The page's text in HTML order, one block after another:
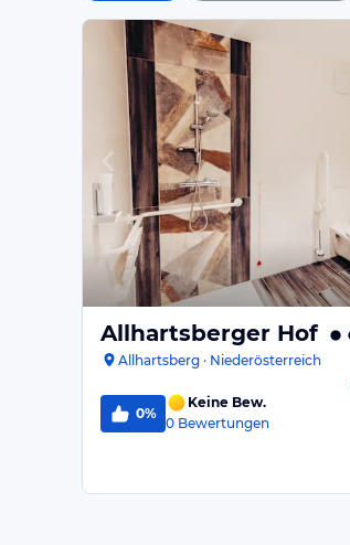
Allhartsberger Hof
Allhartsberg · Niederösterreich
0%
Keine Bew.
0 Bewertungen